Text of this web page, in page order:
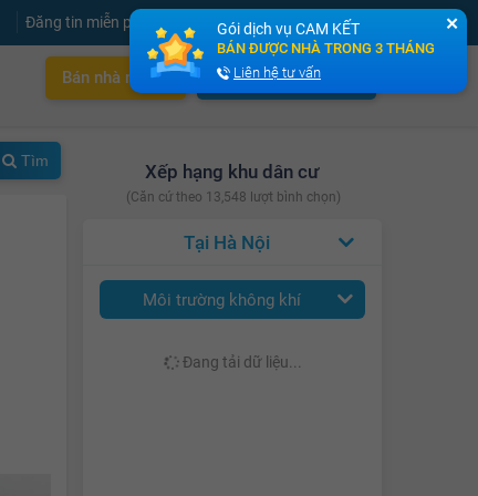
Đăng tin miễn phí Đăng ký Đăng nhập
Bán nhà nhanh Cho thuê nhà nhanh
Xếp hạng khu dân cư
(Căn cứ theo 13,548 lượt bình chọn)
Hà Nội
Môi trường không khí
Đang tải dữ liệu...
Tìm
✕
Gói dịch vụ CAM KẾT
BÁN ĐƯỢC NHÀ TRONG 3 THÁNG
Liên hệ tư vấn